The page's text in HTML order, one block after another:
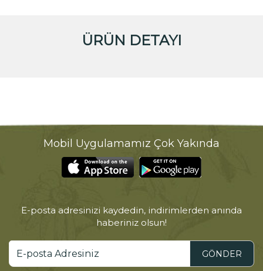
ÜRÜN DETAYI
Mobil Uygulamamız Çok Yakında
E-posta adresinizi kaydedin, indirimlerden anında
haberiniz olsun!
GÖNDER